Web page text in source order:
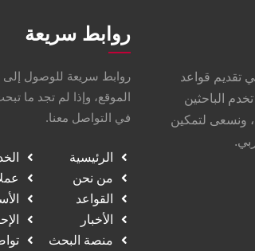
قواعد
الباحثين
ونسعى لتمكين
روابط سريعة
روابط سريعة للوصول إلى
الموقع، وإذا لم تجد ما
في التواصل معنا.
الرئيسية
من نحن
القواعد
الأخبار
منصة البحث